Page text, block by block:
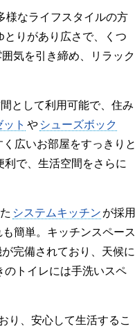
様なライフスタイルの方
りがあり広さで、くつ
気を引き締め、リラック
として利用可能で、住み
ト や シューズボック
広いお部屋をすっきりと
で、生活空間をさらに
システムキッチン が採用
簡単。キッチンスペース
完備されており、天候に
のトイレには手洗いスペ
り、安心して生活するこ